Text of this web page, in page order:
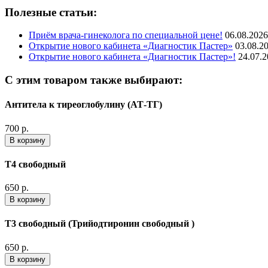
Полезные статьи:
Приём врача-гинеколога по специальной цене! 06.08.2026
Открытие нового кабинета «Диагностик Пастер»
Открытие нового кабинета «Диагностик Пастер»!
С этим товаром также выбирают:
Антитела к тиреоглобулину (АТ-ТГ)
700 р.
В корзину
Т4 свободный
650 р.
В корзину
Т3 свободный (Трийодтиронин свободный )
650 р.
В корзину